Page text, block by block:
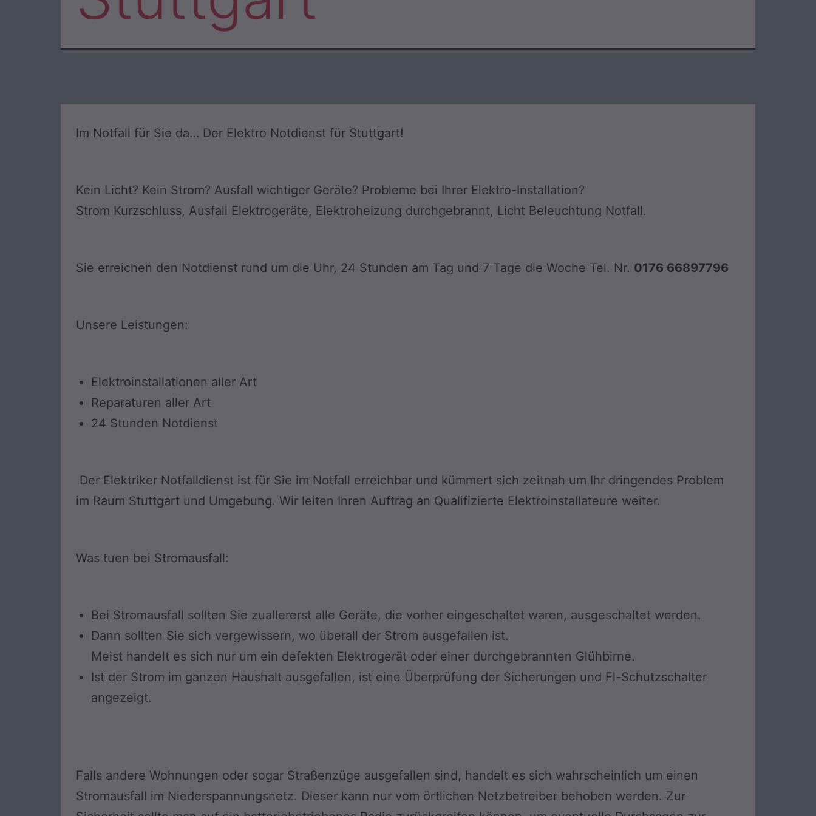
Im Notfall für Sie da… Der Elektro Notdienst für Stuttgart!
Kein Licht? Kein Strom? Ausfall wichtiger Geräte? Probleme bei Ihrer Elektro-Installation?
Strom Kurzschluss, Ausfall Elektrogeräte, Elektroheizung durchgebrannt, Licht Beleuchtung Notfall.
Sie erreichen den Notdienst rund um die Uhr, 24 Stunden am Tag und 7 Tage die Woche Tel. Nr. 0176 66897796
Unsere Leistungen:
Elektroinstallationen aller Art
Reparaturen aller Art
24 Stunden Notdienst
Der Elektriker Notfalldienst ist für Sie im Notfall erreichbar und kümmert sich zeitnah um Ihr dringendes Problem
im Raum Stuttgart und Umgebung. Wir leiten Ihren Auftrag an Qualifizierte Elektroinstallateure weiter.
Was tuen bei Stromausfall:
Bei Stromausfall sollten Sie zuallererst alle Geräte, die vorher eingeschaltet waren, ausgeschaltet werden.
Dann sollten Sie sich vergewissern, wo überall der Strom ausgefallen ist.
Meist handelt es sich nur um ein defekten Elektrogerät oder einer durchgebrannten Glühbirne.
Ist der Strom im ganzen Haushalt ausgefallen, ist eine Überprüfung der Sicherungen und Fl-Schutzschalter
angezeigt.
Falls andere Wohnungen oder sogar Straßenzüge ausgefallen sind, handelt es sich wahrscheinlich um einen
Stromausfall im Niederspannungsnetz. Dieser kann nur vom örtlichen Netzbetreiber behoben werden. Zur